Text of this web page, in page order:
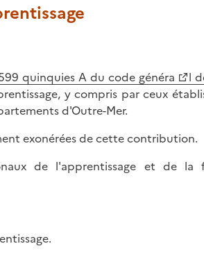
quinquies A du code généra
l
y compris par ceux
d'Outre-Mer.
exonérées de cette contribution.
de l'apprentissage et de la